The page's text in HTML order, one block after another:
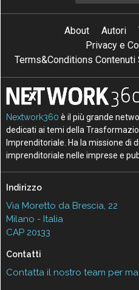
About Autori
Privacy e
Terms&Conditions
Nextwork360 è il più grande
dedicati ai temi della
Imprenditoriale. Ha la missione di
imprenditoriale nelle imprese e
Indirizzo
Via Moretto da Brescia, 22
Milano - Italia
CAP 20133
Contatti
Contatta il nostro team per